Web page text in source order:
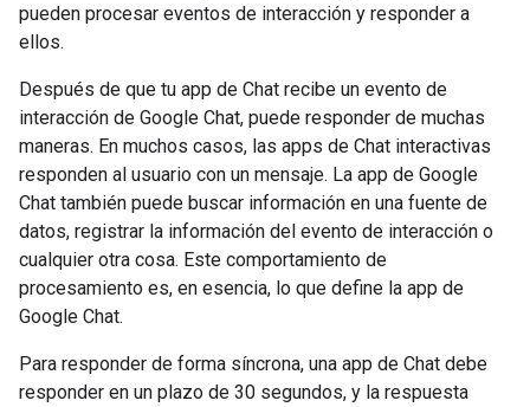
pueden procesar eventos de interacción y responder a
ellos.
Después de que tu app de Chat recibe un evento de
interacción de Google Chat, puede responder de muchas
maneras. En muchos casos, las apps de Chat interactivas
responden al usuario con un mensaje. La app de Google
Chat también puede buscar información en una fuente de
datos, registrar la información del evento de interacción o
cualquier otra cosa. Este comportamiento de
procesamiento es, en esencia, lo que define la app de
Google Chat.
Para responder de forma síncrona, una app de Chat debe
responder en un plazo de 30 segundos, y la respuesta